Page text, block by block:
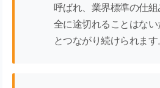
呼ばれ、業界標準の仕
全に途切れることはな
とつながり続けられます。